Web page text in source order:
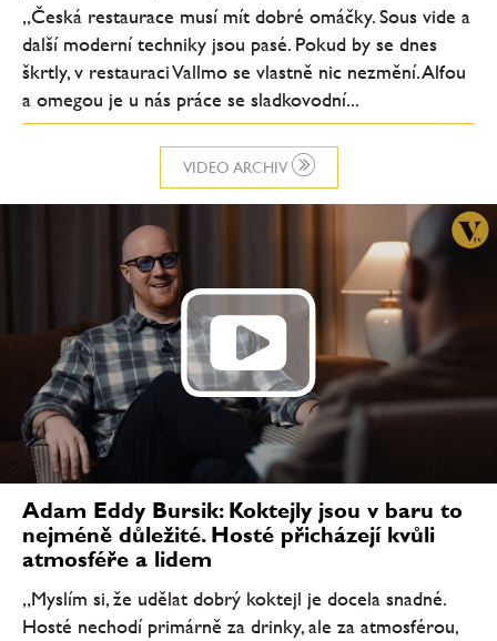
VIDEO ARCHIV
„Česká restaurace musí mít dobré omáčky. Sous vide a
další moderní techniky jsou pasé. Pokud by se dnes
škrtly, v restauraci Vallmo se vlastně nic nezmění. Alfou
a omegou je u nás práce se sladkovodní...
Adam Eddy Bursik: Koktejly jsou v baru to
nejméně důležité. Hosté přicházejí kvůli
atmosféře a lidem
„Myslím si, že udělat dobrý koktejl je docela snadné.
Hosté nechodí primárně za drinky, ale za atmosférou,